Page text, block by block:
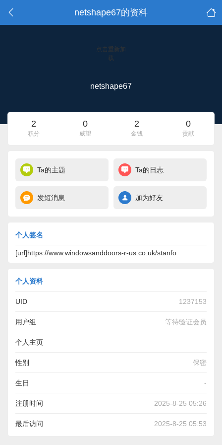
netshape67的资料
点击重新加
载
netshape67
2
积分
0
威望
2
金钱
0
贡献
Ta的主题 Ta的日志
发短消息 加为好友
个人签名
[url]https://www.windowsanddoors-r-us.co.uk/stanfo
个人资料
UID 1237153
用户组 等待验证会员
个人主页
https://www.windowsanddoors-r-us.co.uk/stanford-le-hope-
casement-window-installers-near-me/
性别 保密
生日 -
注册时间 2025-8-25 05:26
最后访问 2025-8-25 05:53